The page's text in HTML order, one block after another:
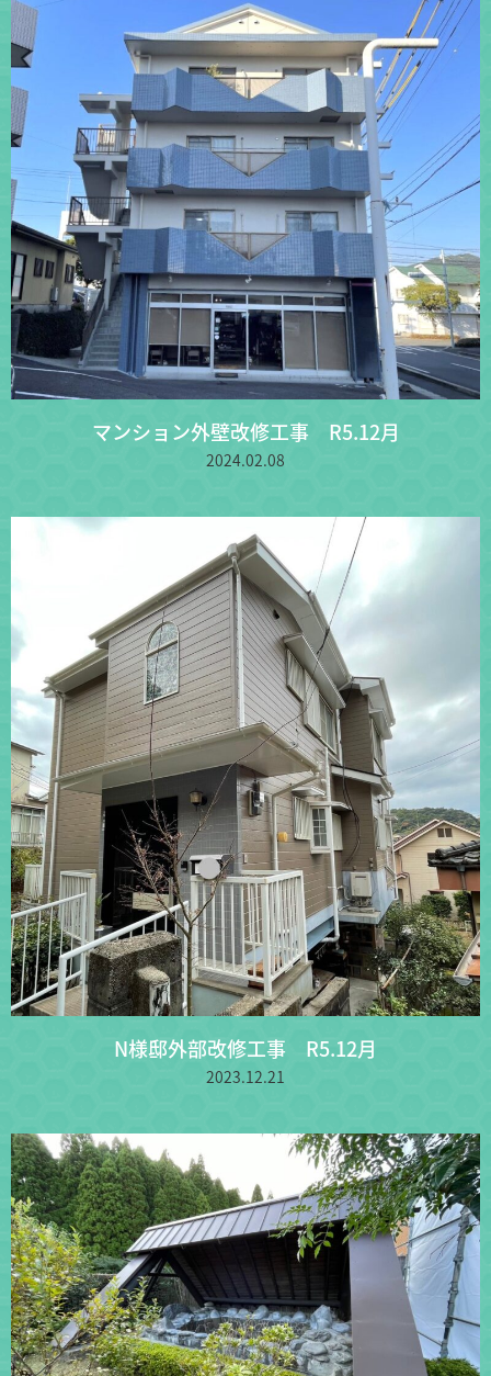
マンション外壁改修工事 R5.12月
2024.02.08
N様邸外部改修工事 R5.12月
2023.12.21